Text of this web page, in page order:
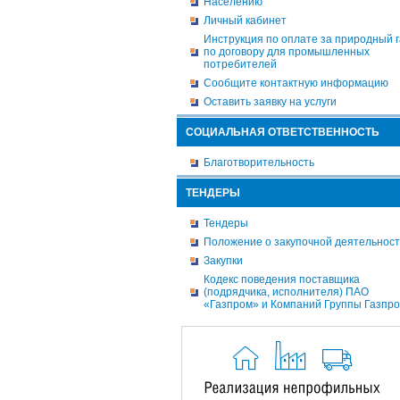
Личный кабинет
Инструкция по оплате за природный
по договору для промышленных
потребителей
Сообщите контактную информацию
Оставить заявку на услуги
СОЦИАЛЬНАЯ ОТВЕТСТВЕННОСТЬ
Благотворительность
ТЕНДЕРЫ
Тендеры
Положение о закупочной
Закупки
Кодекс поведения поставщика
(подрядчика, исполнителя) ПАО
«Газпром» и Компаний Группы